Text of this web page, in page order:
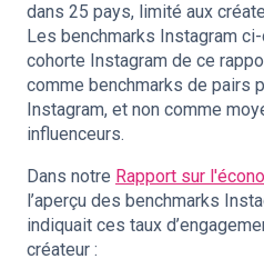
dans 25 pays, limité aux
Les benchmarks Instagram
cohorte Instagram de ce
comme benchmarks de pairs
Instagram, et non comme
influenceurs.
Dans notre Rapport sur
l’aperçu des benchmarks
indiquait ces taux
créateur :